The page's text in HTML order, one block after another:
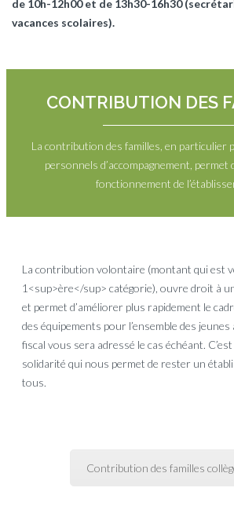
de 10h-12h00 et de 13h30-16h30
vacances scolaires).
CONTRIBUTION DES
La contribution des familles, en particulier
personnels d’accompagnement, permet
fonctionnement de
La contribution volontaire (montant qui est
1<sup>ère</sup> catégorie), ouvre droit à
et permet d’améliorer plus rapidement le
des équipements pour l’ensemble des
fiscal vous sera adressé le cas échéant.
solidarité qui nous permet de rester un
tous.
Contribution des familles